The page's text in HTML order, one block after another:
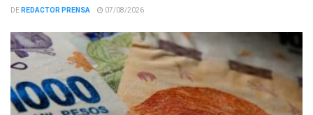
DEREDACTOR PRENSA 07/08/2026